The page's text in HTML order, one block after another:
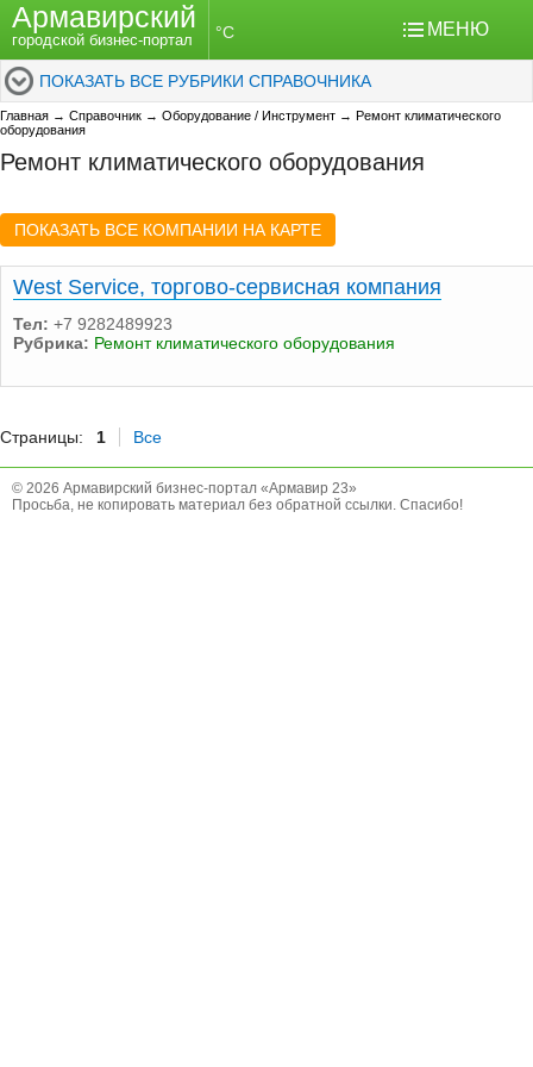
Армавирский
городской бизнес-портал °C МЕНЮ
ПОКАЗАТЬ ВСЕ РУБРИКИ СПРАВОЧНИКА
Главная → Справочник → Оборудование / Инструмент → Ремонт климатического
оборудования
Ремонт климатического оборудования
ПОКАЗАТЬ ВСЕ КОМПАНИИ НА КАРТЕ
West Service, торгово-сервисная компания
Тел: +7 9282489923
Рубрика: Ремонт климатического оборудования
Страницы: 1 Все
© 2026 Армавирский бизнес-портал «Армавир 23»
Просьба, не копировать материал без обратной ссылки. Спасибо!